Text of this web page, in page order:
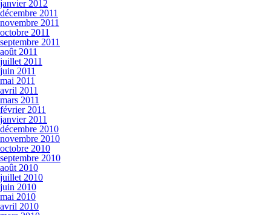
janvier 2012
décembre 2011
novembre 2011
octobre 2011
septembre 2011
août 2011
juillet 2011
juin 2011
mai 2011
avril 2011
mars 2011
février 2011
janvier 2011
décembre 2010
novembre 2010
octobre 2010
septembre 2010
août 2010
juillet 2010
juin 2010
mai 2010
avril 2010